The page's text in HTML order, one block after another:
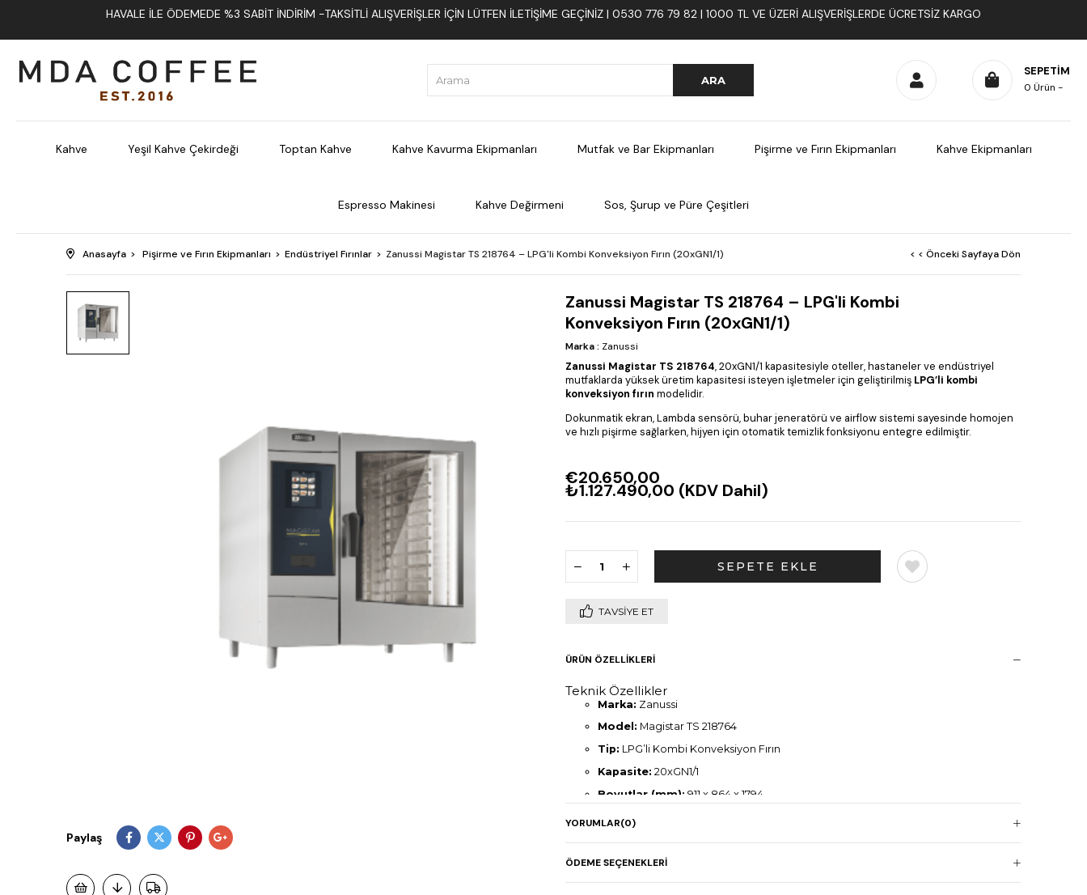
HAVALE İLE ÖDEMEDE %3 SABIT İNDIRIM -TAKSITLI ALIŞVERIŞLER İÇIN LÜTFEN ILETIŞIME GEÇINIZ | 0530 776 79 82 | 1000 TL VE ÜZERI ALIŞVERIŞLERDE ÜCRETSIZ KARGO
SEPETIM
0 Ürün
Kahve Yeşil Kahve Çekirdeği Toptan Kahve Kahve Kavurma Ekipmanları Mutfak ve Bar Ekipmanları Pişirme ve Fırın Ekipmanları Kahve Ekipmanları
Espresso Makinesi Kahve Değirmeni Sos, Şurup ve Püre Çeşitleri
Anasayfa Pişirme ve Fırın Ekipmanları Endüstriyel Fırınlar Zanussi Magistar TS 218764 – LPG'li Kombi Konveksiyon Fırın (20xGN1/1) < < Önceki Sayfaya Dön
Paylaş
Zanussi Magistar TS 218764 – LPG'li Kombi
Konveksiyon Fırın (20xGN1/1)
Marka: Zanussi
Zanussi Magistar TS 218764, 20xGN1/1 kapasitesiyle oteller, hastaneler ve endüstriyel
mutfaklarda yüksek üretim kapasitesi isteyen işletmeler için geliştirilmiş LPG’li kombi
konveksiyon fırın modelidir.
Dokunmatik ekran, Lambda sensörü, buhar jeneratörü ve airflow sistemi sayesinde homojen
ve hızlı pişirme sağlarken, hijyen için otomatik temizlik fonksiyonu entegre edilmiştir.
€20.650,00
₺1.127.490,00 (KDV Dahil)
TAVSIYE ET
ÜRÜN ÖZELLIKLERI
Teknik Özellikler
Marka: Zanussi
Model: Magistar TS 218764
Tip: LPG’li Kombi Konveksiyon Fırın
Kapasite: 20xGN1/1
Boyutlar (mm): 911 x 864 x 1794
Gaz Gücü:
Ağırlık:291 kg
YORUMLAR(0)
ÖDEME SEÇENEKLERI